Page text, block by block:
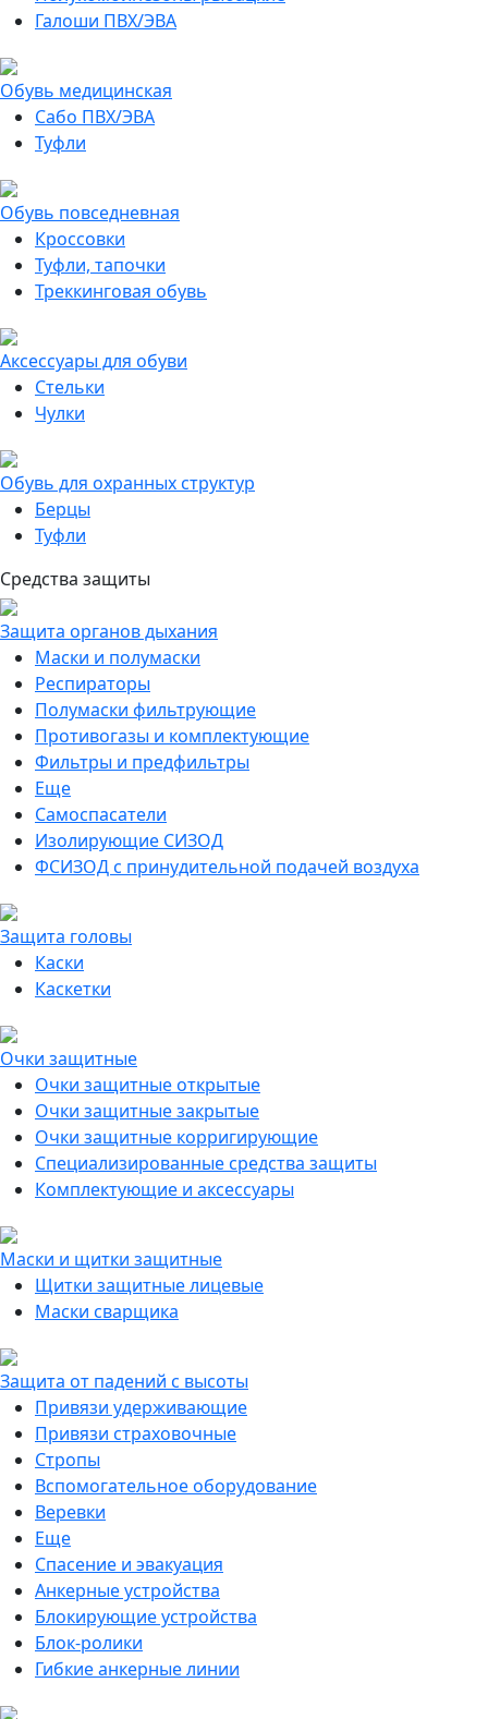
Галоши ПВХ/ЭВА
Обувь медицинская
Сабо ПВХ/ЭВА
Туфли
Обувь повседневная
Кроссовки
Туфли, тапочки
Треккинговая обувь
Аксессуары для обуви
Стельки
Чулки
Обувь для охранных структур
Берцы
Туфли
Средства защиты
Защита органов дыхания
Маски и полумаски
Респираторы
Полумаски фильтрующие
Противогазы и комплектующие
Фильтры и предфильтры
Еще
Самоспасатели
Изолирующие СИЗОД
ФСИЗОД с принудительной подачей воздуха
Защита головы
Каски
Каскетки
Очки защитные
Очки защитные открытые
Очки защитные закрытые
Очки защитные корригирующие
Специализированные средства защиты
Комплектующие и аксессуары
Маски и щитки защитные
Щитки защитные лицевые
Маски сварщика
Защита от падений с высоты
Привязи удерживающие
Привязи страховочные
Стропы
Вспомогательное оборудование
Веревки
Еще
Спасение и эвакуация
Анкерные устройства
Блокирующие устройства
Блок-ролики
Гибкие анкерные линии